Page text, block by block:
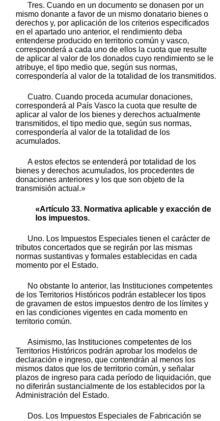
Tres. Cuando en un documento se donasen por un
mismo donante a favor de un mismo donatario bienes o
derechos y, por aplicación de los criterios especificados
en el apartado uno anterior, el rendimiento deba
entenderse producido en territorio común y vasco,
corresponderá a cada uno de ellos la cuota que resulte
de aplicar al valor de los donados cuyo rendimiento se le
atribuye, el tipo medio que, según sus normas,
correspondería al valor de la totalidad de los transmitidos.
Cuatro. Cuando proceda acumular donaciones,
corresponderá al País Vasco la cuota que resulte de
aplicar al valor de los bienes y derechos actualmente
transmitidos, el tipo medio que, según sus normas,
correspondería al valor de la totalidad de los
acumulados.
A estos efectos se entenderá por totalidad de los
bienes y derechos acumulados, los procedentes de
donaciones anteriores y los que son objeto de la
transmisión actual.»
«Artículo 33. Normativa aplicable y exacción de
los impuestos.
Uno. Los Impuestos Especiales tienen el carácter de
tributos concertados que se regirán por las mismas
normas sustantivas y formales establecidas en cada
momento por el Estado.
No obstante lo anterior, las Instituciones competentes
de los Territorios Históricos podrán establecer los tipos
de gravamen de estos impuestos dentro de los límites y
en las condiciones vigentes en cada momento en
territorio común.
Asimismo, las Instituciones competentes de los
Territorios Históricos podrán aprobar los modelos de
declaración e ingreso, que contendrán al menos los
mismos datos que los de territorio común, y señalar
plazos de ingreso para cada período de liquidación, que
no diferirán sustancialmente de los establecidos por la
Administración del Estado.
Dos. Los Impuestos Especiales de Fabricación se